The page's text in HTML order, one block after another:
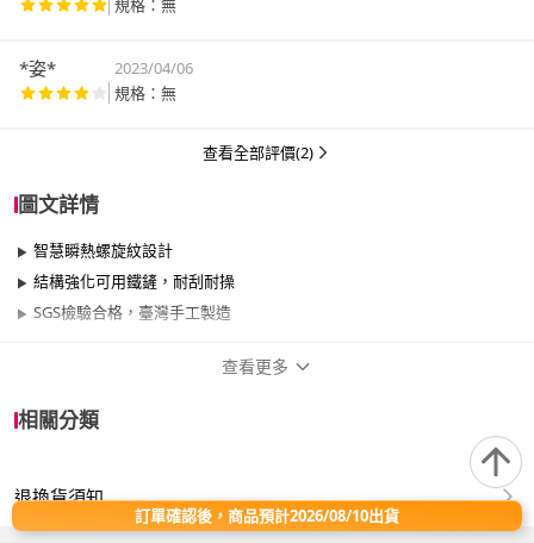
規格：無
*姿*
2023/04/06
規格：無
查看全部評價(2)
圖文詳情
智慧瞬熱螺旋紋設計
結構強化可用鐵鏟，耐刮耐操
SGS檢驗合格，臺灣手工製造
尺寸 30cm~34cm
查看更多
相關分類
退換貨須知
訂單確認後，商品預計2026/08/10出貨